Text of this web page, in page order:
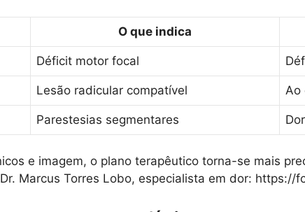
O que indica
Déficit motor focal
Lesão radicular compatível Ao
Parestesias segmentares
e imagem, o plano terapêutico torna-se mais
Marcus Torres Lobo, especialista em dor: https://